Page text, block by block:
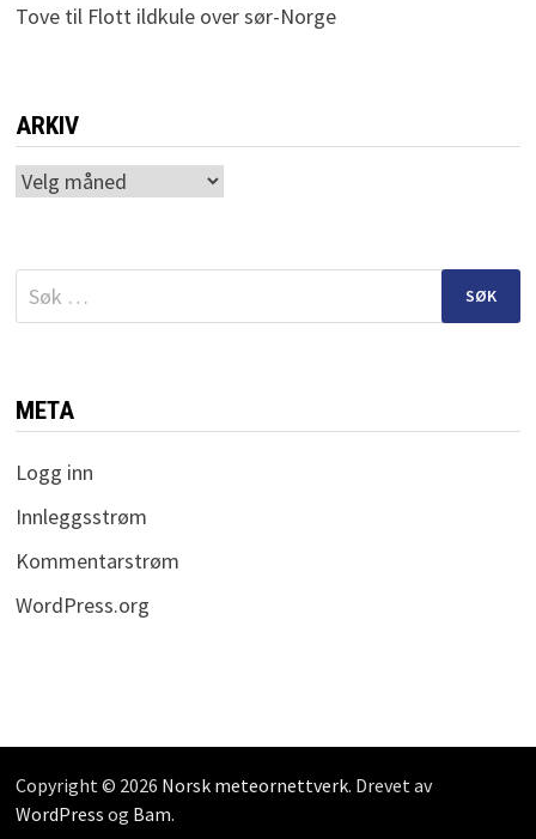
Tovetil Flott ildkule over sør-Norge
ARKIV
Arkiv
Søk
etter:
META
Logg inn
Innleggsstrøm
Kommentarstrøm
WordPress.org
Copyright © 2026 Norsk meteornettverk. Drevet av
WordPress og Bam.